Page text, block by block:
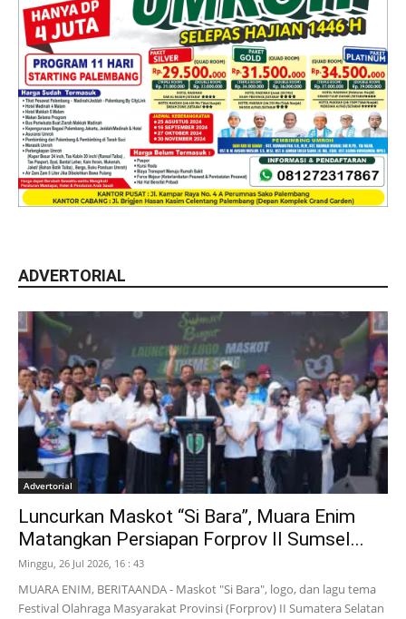
ADVERTORIAL
Advertorial
Luncurkan Maskot “Si Bara”, Muara Enim
Matangkan Persiapan Forprov II Sumsel...
Minggu, 26 Jul 2026, 16 : 43
MUARA ENIM, BERITAANDA - Maskot "Si Bara", logo, dan lagu tema
Festival Olahraga Masyarakat Provinsi (Forprov) II Sumatera Selatan